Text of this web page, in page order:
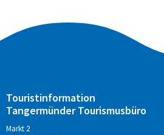
Touristinformation
Tangermünder Tourismusbüro
Markt 2